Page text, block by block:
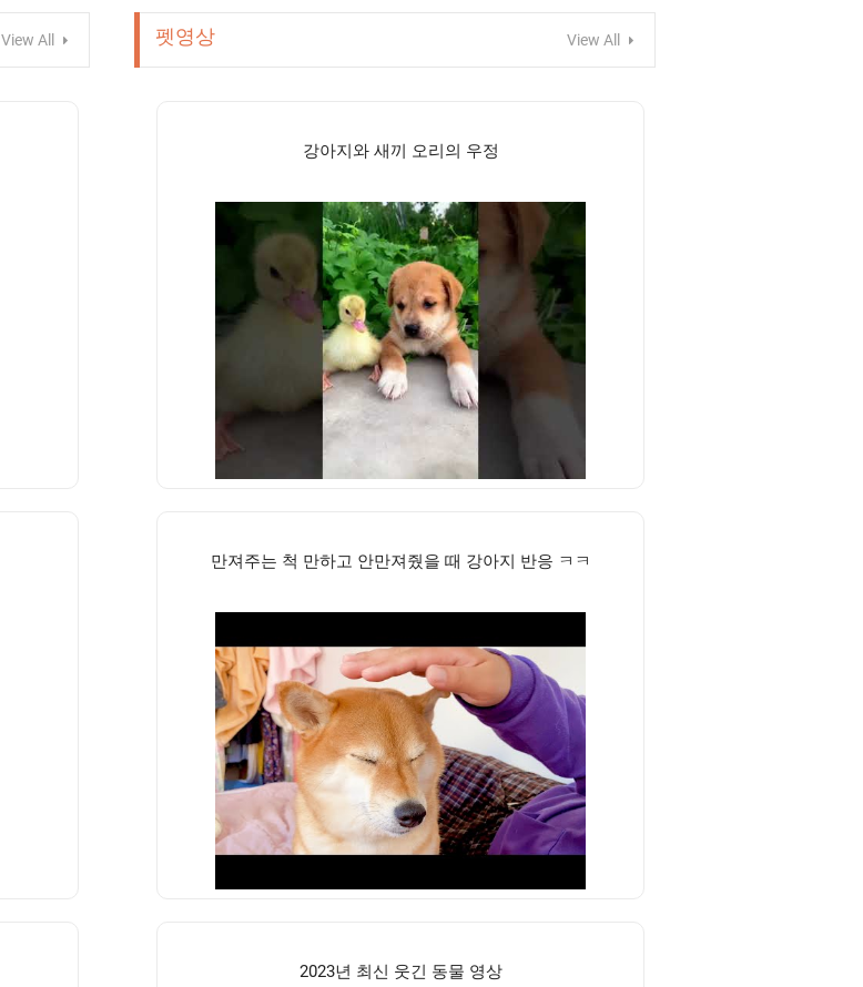
View All 펫영상 View All
강아지와 새끼 오리의 우정
만져주는 척 만하고 안만져줬을 때 강아지 반응 ㅋㅋ
2023년 최신 웃긴 동물 영상